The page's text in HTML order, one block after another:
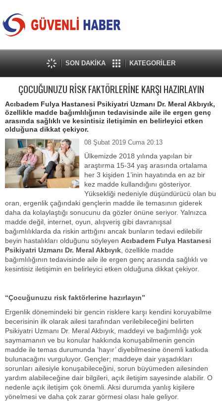
SON DAKİKA KATEGORİLER
ÇOCUĞUNUZU RİSK FAKTÖRLERİNE KARŞI HAZIRLAYIN
Acıbadem Fulya Hastanesi Psikiyatri Uzmanı Dr. Meral Akbıyık,
özellikle madde bağımlılığının tedavisinde aile ile ergen genç
arasında sağlıklı ve kesintisiz iletişimin en belirleyici etken
olduğuna dikkat çekiyor.
08 Şubat 2019 Cuma 20:13
Ülkemizde 2018 yılında yapılan bir
araştırma 15-34 yaş arasında ortalama
her 3 kişiden 1’inin hayatında en az bir
kez madde kullandığını gösteriyor.
Yüksekliği nedeniyle düşündürücü olan bu
oran, ergenlik çağındaki gençlerin madde ile temasının giderek
daha da kolaylaştığı sonucunu da gözler önüne seriyor. Yalnızca
madde değil, internet, oyun, alışveriş gibi davranışsal
bağımlılıklarda da riskin arttığını ancak bunların tedavi edilebilir
beyin hastalıkları olduğunu söyleyen Acıbadem Fulya Hastanesi
Psikiyatri Uzmanı Dr. Meral Akbıyık , özellikle madde
bağımlılığının tedavisinde aile ile ergen genç arasında sağlıklı ve
kesintisiz iletişimin en belirleyici etken olduğuna dikkat çekiyor.
“Çocuğunuzu risk faktörlerine hazırlayın”
Ergenlik dönemindeki bir gencin risklere karşı kendini koruyabilme
becerisinin ilk olarak ailesi tarafından verilebileceğini belirten
Psikiyatri Uzmanı Dr. Meral Akbıyık, maddeyi ve bağımlılığı yok
saymamanın ve bu konular hakkında konuşabilmenin gencin
madde ile temas durumunda ‘hayır’ diyebilmesine önemli katkıda
bulunacağını vurguluyor. Gençler; maddeye dair yaşadıkları
sorunları ailesiyle konuşabileceğini, sorun büyümeden ailesinden
yardım alabileceğine dair bilgileri, açık iletişim sayesinde alabilir. O
nedenle açık iletişim çok önemli. Aksi durumda yanlış kişilere
yönelmesi ve daha çok zarar görmesi olası hale geliyor.